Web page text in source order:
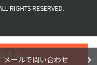
メールで問い合わせ
RIGHTS RESERVED.
える